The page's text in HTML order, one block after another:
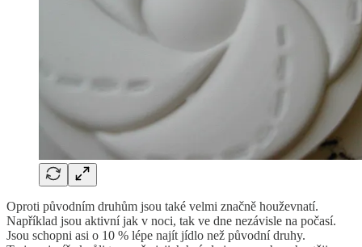
Oproti původním druhům jsou také velmi značně houževnatí.
Například jsou aktivní jak v noci, tak ve dne nezávisle na počasí.
Jsou schopni asi o 10 % lépe najít jídlo než původní druhy.